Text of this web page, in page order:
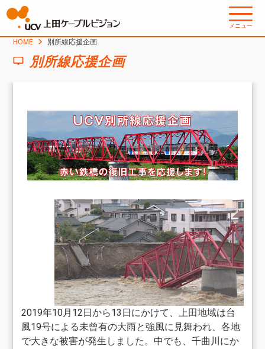
メニュー
HOME 別所線応援企画
別所線応援企画
2019年10月12日から13日にかけて、上田地域は台
風19号による未曾有の大雨と強風に見舞われ、各地
で大きな被害が発生しました。中でも、千曲川にか